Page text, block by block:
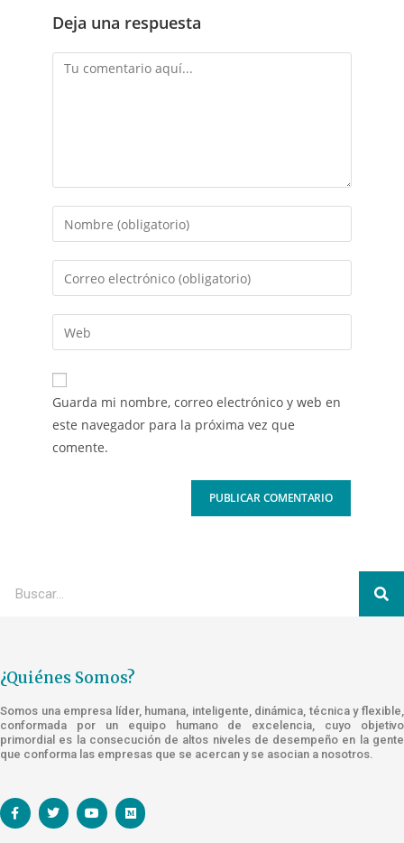
Deja una respuesta
Guarda mi nombre, correo electrónico y web en
este navegador para la próxima vez que
comente.
¿Quiénes Somos?
Somos una empresa líder, humana, inteligente, dinámica, técnica y flexible,
conformada por un equipo humano de excelencia, cuyo objetivo
primordial es la consecución de altos niveles de desempeño en la gente
que conforma las empresas que se acercan y se asocian a nosotros.